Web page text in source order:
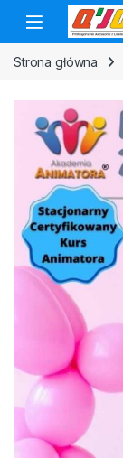
Skip to navigation
Skip to content
Strona główna